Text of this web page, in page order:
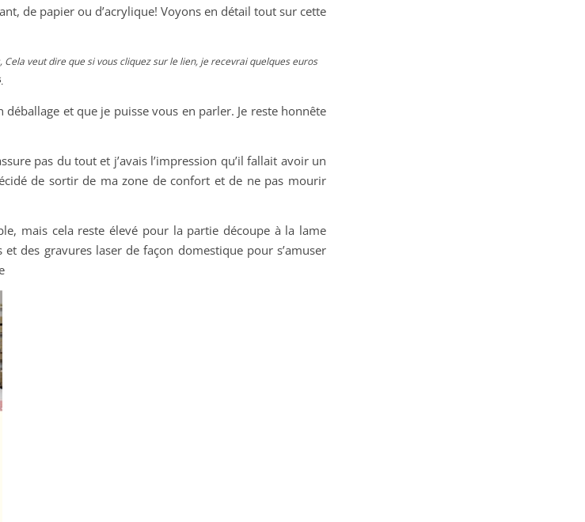
de papier ou d’acrylique! Voyons en détail tout sur cette
veut dire que si vous cliquez sur le lien, je recevrai quelques euros
et que je puisse vous en parler. Je reste honnête
pas du tout et j’avais l’impression qu’il fallait avoir un
de sortir de ma zone de confort et de ne pas mourir
mais cela reste élevé pour la partie découpe à la lame
des gravures laser de façon domestique pour s’amuser